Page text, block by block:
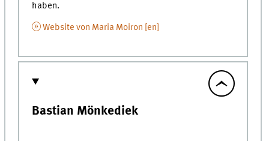
haben.
Website von Maria Moiron [en]
Bastian Mönkediek